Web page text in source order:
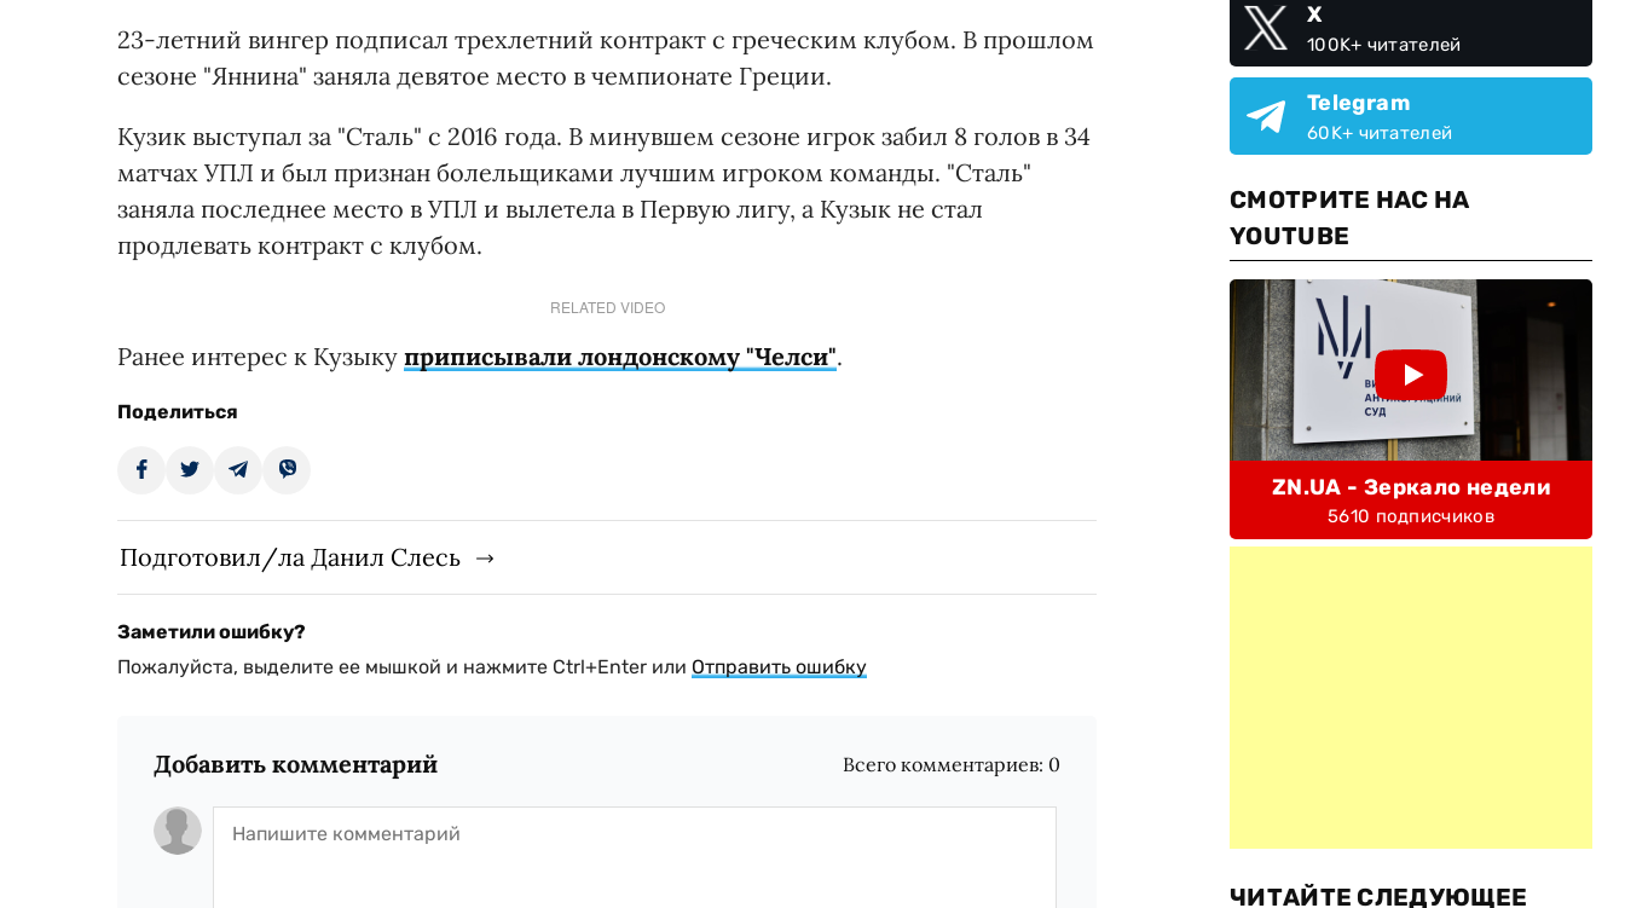
23-летний вингер подписал трехлетний контракт с греческим клубом. В прошлом
сезоне "Яннина" заняла девятое место в чемпионате Греции.
Кузик выступал за "Сталь" с 2016 года. В минувшем сезоне игрок забил 8 голов в 34
матчах УПЛ и был признан болельщиками лучшим игроком команды. "Сталь"
заняла последнее место в УПЛ и вылетела в Первую лигу, а Кузык не стал
продлевать контракт с клубом.
RELATED VIDEO
Ранее интерес к Кузыку приписывали лондонскому "Челси".
Поделиться
Подготовил/ла Данил Слесь
Заметили ошибку?
Пожалуйста, выделите ее мышкой и нажмите Ctrl+Enter или Отправить ошибку
Добавить комментарий Всего комментариев: 0
X
100K+ читателей
Telegram
60K+ читателей
СМОТРИТЕ НАС НА
YOUTUBE
ZN.UA - Зеркало недели
5610 подписчиков
ЧИТАЙТЕ СЛЕДУЮЩЕЕ